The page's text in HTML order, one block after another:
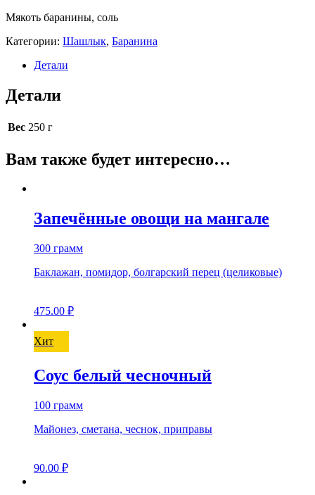
Мякоть баранины, соль
Категории: Шашлык, Баранина
Детали
Детали
Вес 250 г
Вам также будет интересно…
Запечённые овощи на мангале
300 грамм
Баклажан, помидор, болгарский перец (целиковые)
475.00 ₽
Хит
Соус белый чесночный
100 грамм
Майонез, сметана, чеснок, приправы
90.00 ₽